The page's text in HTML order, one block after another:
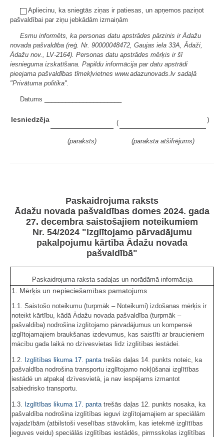
Apliecinu, ka sniegtās ziņas ir patiesas, un apņemos paziņot
pašvaldībai par ziņu jebkādām izmaiņām
Esmu informēts, ka personas datu apstrādes pārzinis ir Ādažu
novada pašvaldība (reģ. Nr. 90000048472, Gaujas iela 33A, Ādaži,
Ādažu nov., LV-2164). Personas datu apstrādes mērķis ir šī
iesnieguma izskatīšana. Papildu informācija par datu apstrādi
pieejama pašvaldības tīmekļvietnes www.adazunovads.lv sadaļā
"Privātuma politika".
Datums ______________________
Iesniedzēja ( )
(paraksts) (paraksta atšifrējums)
Paskaidrojuma raksts
Ādažu novada pašvaldības domes 2024. gada
27. decembra saistošajiem noteikumiem
Nr. 54/2024 "Izglītojamo pārvadājumu
pakalpojumu kārtība Ādažu novada
pašvaldībā"
Paskaidrojuma raksta sadaļas un norādāmā informācija
1. Mērķis un nepieciešamības pamatojums
1.1. Saistošo noteikumu (turpmāk – Noteikumi) izdošanas mērķis ir
noteikt kārtību, kādā Ādažu novada pašvaldība (turpmāk –
pašvaldība) nodrošina izglītojamo pārvadājumus un kompensē
izglītojamajiem braukšanas izdevumus, kas saistīti ar braucieniem
mācību gada laikā no dzīvesvietas līdz izglītības iestādei.
1.2. Izglītības likuma 17. panta trešās daļas 14. punkts noteic, ka
pašvaldība nodrošina transportu izglītojamo nokļūšanai izglītības
iestādē un atpakaļ dzīvesvietā, ja nav iespējams izmantot
sabiedrisko transportu.
1.3. Izglītības likuma 17. panta trešās daļas 12. punkts nosaka, ka
pašvaldība nodrošina izglītības ieguvi izglītojamajiem ar speciālām
vajadzībām (atbilstoši veselības stāvoklim, kas ietekmē izglītības
ieguves veidu) speciālās izglītības iestādēs, pirmsskolas izglītības